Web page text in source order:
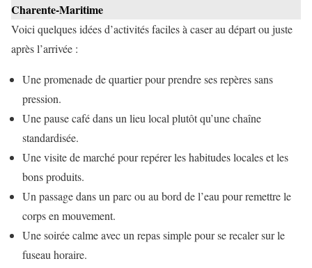
Charente-Maritime
Voici quelques idées d’activités faciles à caser au départ ou juste
après l’arrivée :
Une promenade de quartier pour prendre ses repères sans
pression.
Une pause café dans un lieu local plutôt qu’une chaîne
standardisée.
Une visite de marché pour repérer les habitudes locales et les
bons produits.
Un passage dans un parc ou au bord de l’eau pour remettre le
corps en mouvement.
Une soirée calme avec un repas simple pour se recaler sur le
fuseau horaire.